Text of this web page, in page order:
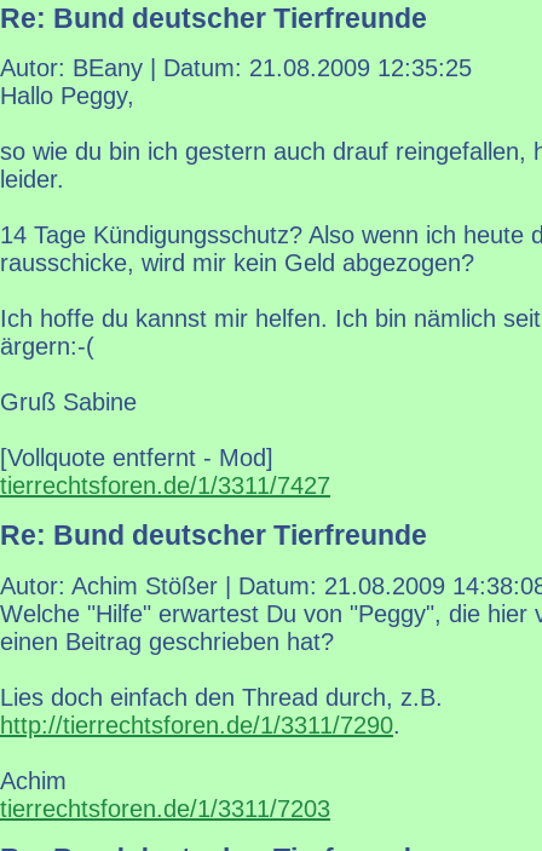
Re: Bund deutscher Tierfreunde
Autor: BEany | Datum: 21.08.2009 12:35:25
Hallo Peggy,
so wie du bin ich gestern auch drauf reingefallen,
leider.
14 Tage Kündigungsschutz? Also wenn ich heute
rausschicke, wird mir kein Geld abgezogen?
Ich hoffe du kannst mir helfen. Ich bin nämlich
ärgern:-(
Gruß Sabine
[Vollquote entfernt - Mod]
tierrechtsforen.de/1/3311/7427
Re: Bund deutscher Tierfreunde
Autor: Achim Stößer | Datum: 21.08.2009
Welche "Hilfe" erwartest Du von "Peggy", die hier
einen Beitrag geschrieben hat?
Lies doch einfach den Thread durch, z.B.
http://tierrechtsforen.de/1/3311/7290.
Achim
tierrechtsforen.de/1/3311/7203